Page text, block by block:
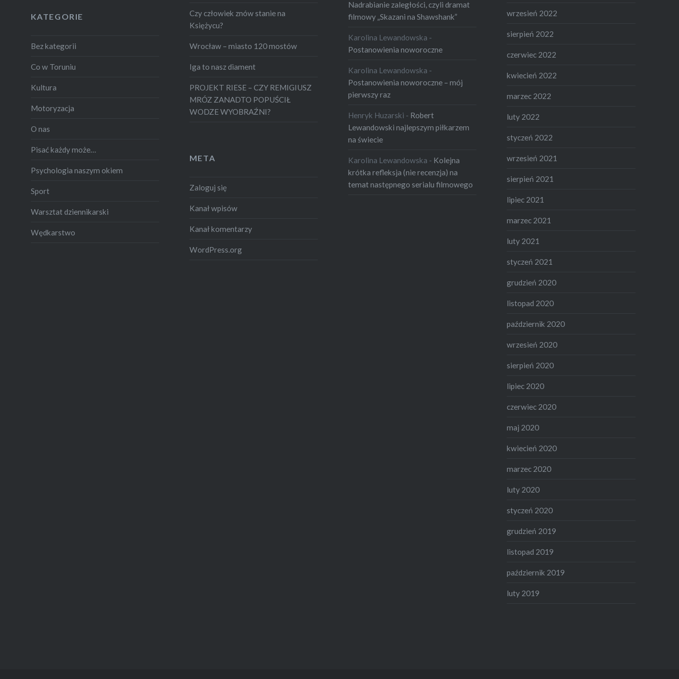
Czy człowiek znów stanie na
Księżycu?
Wrocław – miasto 120 mostów
Iga to nasz diament
PROJEKT RIESE – CZY REMIGIUSZ
MRÓZ ZANADTO POPUŚCIŁ
WODZE WYOBRAŹNI?
Nadrabianie zaległości, czyli dramat
filmowy „Skazani na Shawshank”
Karolina Lewandowska -
Postanowienia noworoczne
Karolina Lewandowska -
Postanowienia noworoczne – mój
pierwszy raz
Henryk Huzarski - Robert
Lewandowski najlepszym piłkarzem
na świecie
Karolina Lewandowska - Kolejna
krótka refleksja (nie recenzja) na
temat następnego serialu filmowego
wrzesień 2022
sierpień 2022
czerwiec 2022
kwiecień 2022
marzec 2022
luty 2022
styczeń 2022
wrzesień 2021
sierpień 2021
lipiec 2021
marzec 2021
luty 2021
styczeń 2021
grudzień 2020
listopad 2020
październik 2020
wrzesień 2020
sierpień 2020
lipiec 2020
czerwiec 2020
maj 2020
kwiecień 2020
marzec 2020
luty 2020
styczeń 2020
grudzień 2019
listopad 2019
październik 2019
luty 2019
KATEGORIE
Bez kategorii
Co w Toruniu
Kultura
Motoryzacja
O nas
Pisać każdy może…
Psychologia naszym okiem
Sport
Warsztat dziennikarski
Wędkarstwo
META
Zaloguj się
Kanał wpisów
Kanał komentarzy
WordPress.org